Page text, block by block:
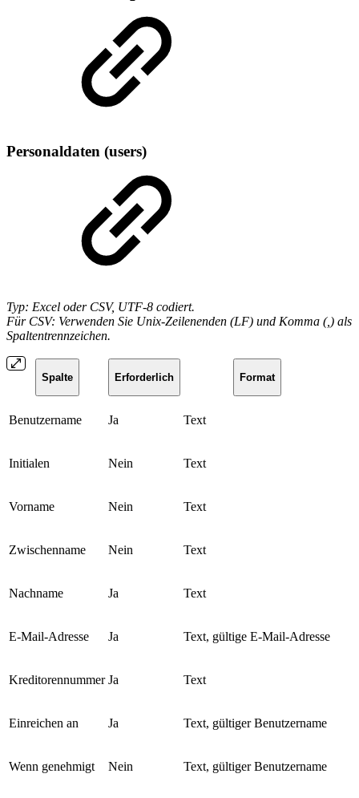
Personaldaten (users)
Typ: Excel oder CSV, UTF-8 codiert.
Für CSV: Verwenden Sie Unix-Zeilenenden (LF) und Komma (,) als
Spaltentrennzeichen.
Spalte Erforderlich Format
Benutzername Ja Text
Initialen Nein Text
Vorname Nein Text
Zwischenname Nein Text
Nachname Ja Text
E-Mail-Adresse Ja Text, gültige E-Mail-Adresse
Kreditorennummer Ja Text
Einreichen an Ja Text, gültiger Benutzername
Wenn genehmigt Nein Text, gültiger Benutzername